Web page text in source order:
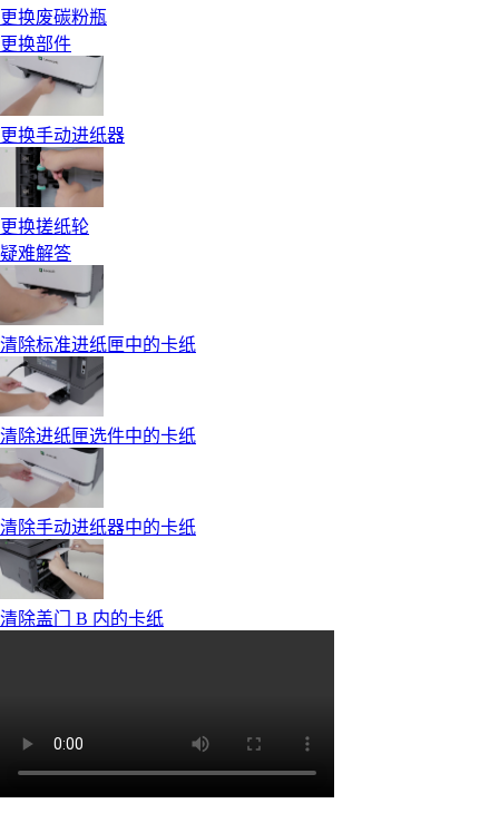
更换废碳粉瓶
更换部件
更换手动进纸器
更换搓纸轮
疑难解答
清除标准进纸匣中的卡纸
清除进纸匣选件中的卡纸
清除手动进纸器中的卡纸
清除盖门 B 内的卡纸